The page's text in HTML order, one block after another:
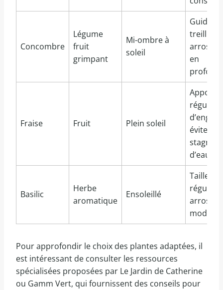
Concombre
Légume
fruit
grimpant
Mi-ombre à
soleil
Guide
treillis,
arrosage
en
Fraise Fruit Plein soleil
Apport
régulier
éviter
d’eau
Basilic
Herbe
aromatique
Ensoleillé
Taille
arrosage
modéré
Pour approfondir le choix des plantes adaptées, il
est intéressant de consulter les ressources
spécialisées proposées par Le Jardin de Catherine
ou Gamm Vert, qui fournissent des conseils pour